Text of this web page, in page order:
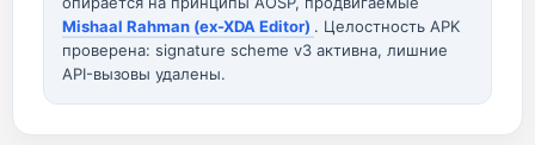
Mishaal Rahman (ex-XDA Editor) . Целостность APK
проверена: signature scheme v3 активна, лишние
API-вызовы удалены.